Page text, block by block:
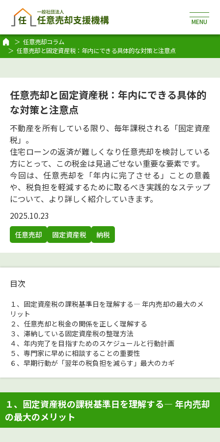
任意売却コラム
任意売却と固定資産税：年内にできる具体的な対策と注意点
任意売却と固定資産税：年内にできる具体的
な対策と注意点
不動産を所有している限り、毎年課税される「固定資産
税」。
住宅ローンの返済が難しくなり任意売却を検討している
方にとって、この税金は見過ごせない重要な要素です。
今回は、任意売却を「年内に完了させる」ことの意義
や、税負担を軽減するために取るべき実践的なステップ
について、より詳しく紹介していきます。
2025.10.23
任意売却 固定資産税 納税
目次
１、固定資産税の課税基準日を理解する― 年内売却の最大のメ
リット
２、任意売却と税金の関係を正しく理解する
３、滞納している固定資産税の整理方法
４、年内完了を目指すためのスケジュールと行動計画
５、専門家に早めに相談することの重要性
６、早期行動が「翌年の税負担を減らす」最大のカギ
１、固定資産税の課税基準日を理解する― 年内売却
の最大のメリット